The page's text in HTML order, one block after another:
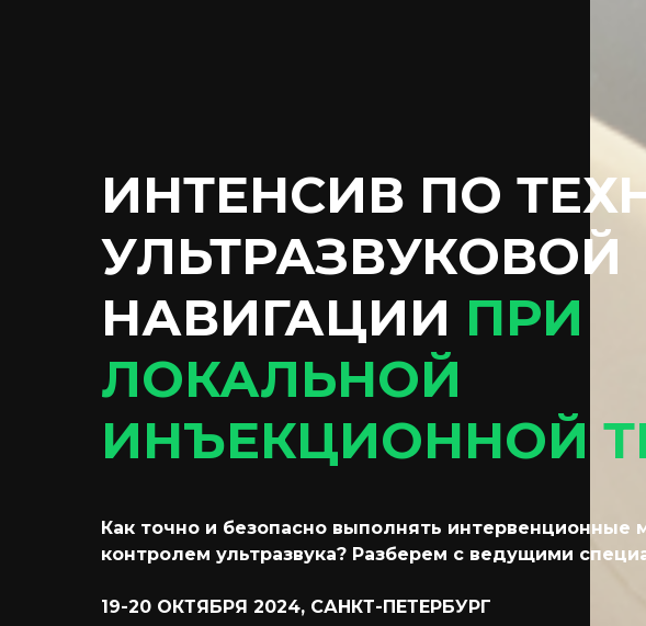
ИНТЕНСИВ ПО
УЛЬТРАЗВУКОВОЙ
НАВИГАЦИИ ПРИ
ЛОКАЛЬНОЙ
ИНЪЕКЦИОННОЙ
Как точно и безопасно выполнять интервенционные
контролем ультразвука? Разберем с ведущими
19-20 ОКТЯБРЯ 2024, САНКТ-ПЕТЕРБУРГ